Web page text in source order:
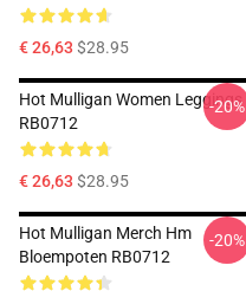
€ 26,63 $28.95
Hot Mulligan Women Leggings
RB0712
€ 26,63 $28.95
-20%
Hot Mulligan Merch Hm
Bloempoten RB0712
-20%